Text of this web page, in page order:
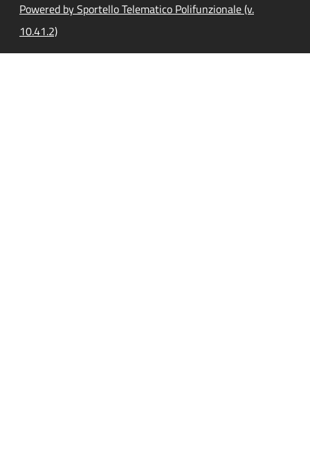
Powered by Sportello Telematico Polifunzionale (v.
10.41.2)